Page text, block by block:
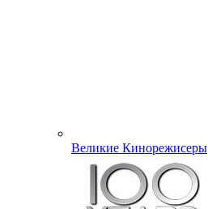
Великие Кинорежисеры